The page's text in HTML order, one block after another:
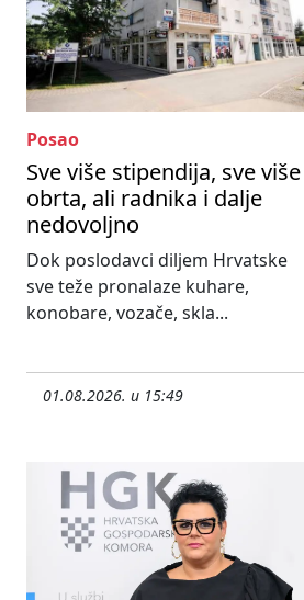
Posao
Sve više stipendija, sve više
obrta, ali radnika i dalje
nedovoljno
Dok poslodavci diljem Hrvatske
sve teže pronalaze kuhare,
konobare, vozače, skla...
01.08.2026. u 15:49